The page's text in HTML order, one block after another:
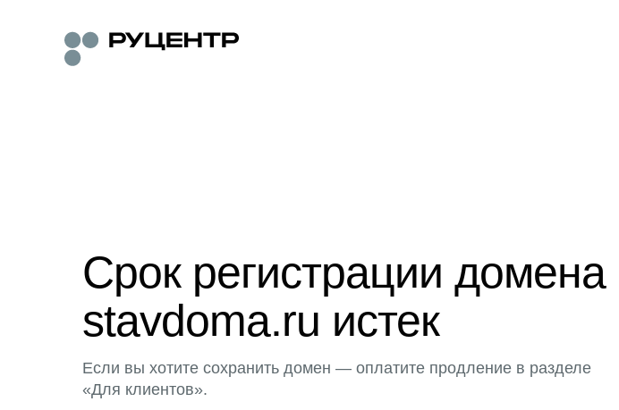
Срок регистрации домена
stavdoma.ru истек
Если вы хотите сохранить домен — оплатите продление в разделе
«Для клиентов».